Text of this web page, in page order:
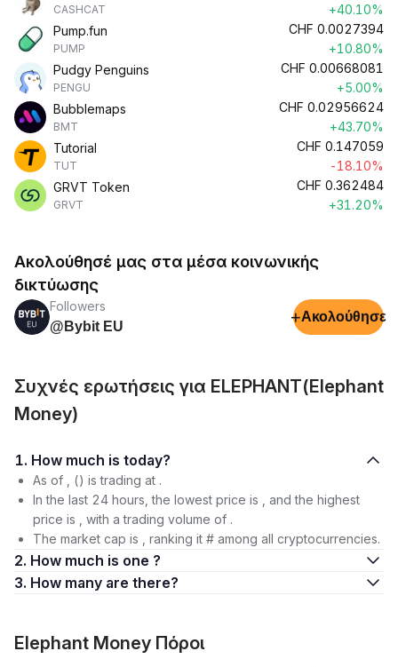
CASHCAT
+40.10%
Pump.fun
PUMP
CHF 0.0027394
+10.80%
Pudgy Penguins
PENGU
CHF 0.00668081
+5.00%
Bubblemaps
BMT
CHF 0.02956624
+43.70%
Tutorial
TUT
CHF 0.147059
-18.10%
GRVT Token
GRVT
CHF 0.362484
+31.20%
Ακολούθησέ μας στα μέσα κοινωνικής
δικτύωσης
Followers
@Bybit EU
+Ακολούθησε
Συχνές ερωτήσεις για ELEPHANT(Elephant
Money)
1. How much is today?
As of , () is trading at .
In the last 24 hours, the lowest price is , and the highest
price is , with a trading volume of .
The market cap is , ranking it # among all cryptocurrencies.
2. How much is one ?
3. How many are there?
Elephant Money Πόροι